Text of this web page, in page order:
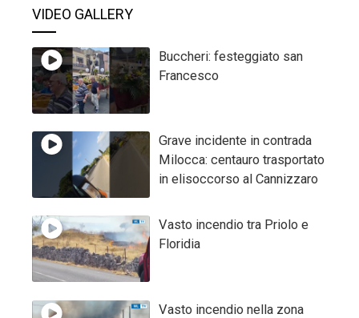
VIDEO GALLERY
Buccheri: festeggiato san
Francesco
Grave incidente in contrada
Milocca: centauro trasportato
in elisoccorso al Cannizzaro
Vasto incendio tra Priolo e
Floridia
Vasto incendio nella zona